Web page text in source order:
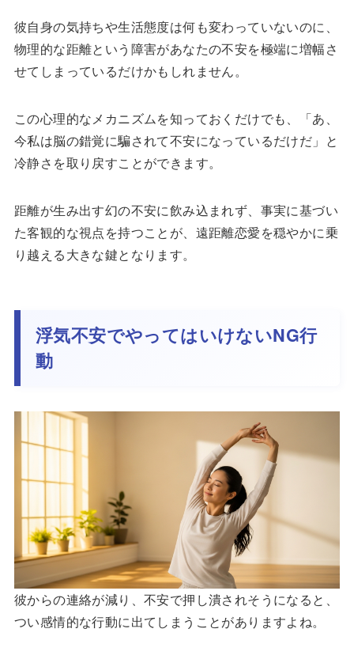
彼自身の気持ちや生活態度は何も変わっていないのに、
物理的な距離という障害があなたの不安を極端に増幅さ
せてしまっているだけかもしれません。
この心理的なメカニズムを知っておくだけでも、「あ、
今私は脳の錯覚に騙されて不安になっているだけだ」と
冷静さを取り戻すことができます。
距離が生み出す幻の不安に飲み込まれず、事実に基づい
た客観的な視点を持つことが、遠距離恋愛を穏やかに乗
り越える大きな鍵となります。
浮気不安でやってはいけないNG行
動
彼からの連絡が減り、不安で押し潰されそうになると、
つい感情的な行動に出てしまうことがありますよね。